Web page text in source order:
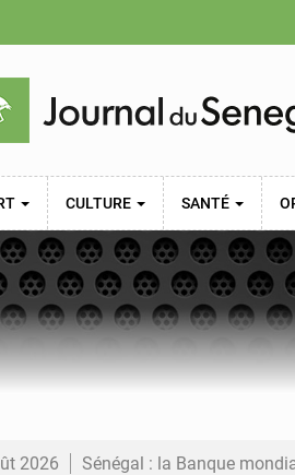
CULTURE SANTÉ
2026 Sénégal : la Banque mondiale annonce un financement